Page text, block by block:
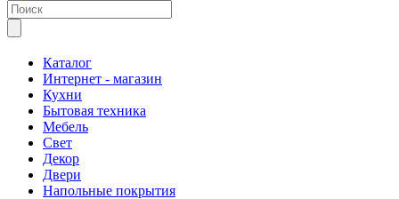
Каталог
Интернет - магазин
Кухни
Бытовая техника
Мебель
Свет
Декор
Двери
Напольные покрытия